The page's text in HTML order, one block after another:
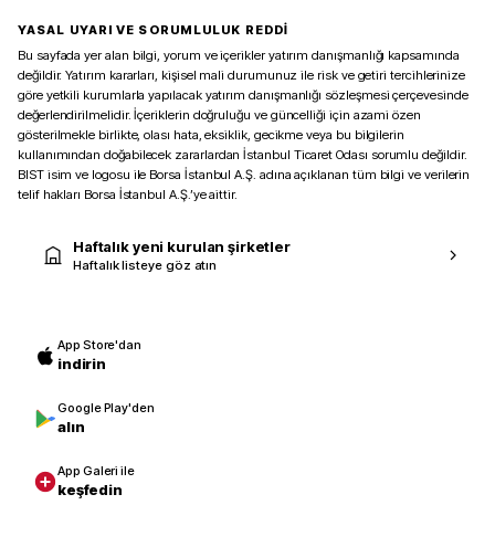
YASAL UYARI VE SORUMLULUK REDDİ
Bu sayfada yer alan bilgi, yorum ve içerikler yatırım danışmanlığı kapsamında
değildir. Yatırım kararları, kişisel mali durumunuz ile risk ve getiri tercihlerinize
göre yetkili kurumlarla yapılacak yatırım danışmanlığı sözleşmesi çerçevesinde
değerlendirilmelidir. İçeriklerin doğruluğu ve güncelliği için azami özen
gösterilmekle birlikte, olası hata, eksiklik, gecikme veya bu bilgilerin
kullanımından doğabilecek zararlardan İstanbul Ticaret Odası sorumlu değildir.
BIST isim ve logosu ile Borsa İstanbul A.Ş. adına açıklanan tüm bilgi ve verilerin
telif hakları Borsa İstanbul A.Ş.’ye aittir.
Haftalık yeni kurulan şirketler
Haftalık listeye göz atın
App Store'dan
indirin
Google Play'den
alın
App Galeri ile
keşfedin